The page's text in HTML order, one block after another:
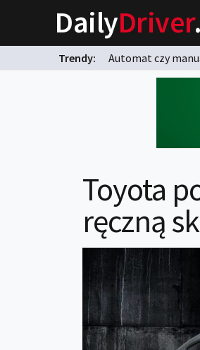
DailyDriver
Trendy: Automat czy
Toyota
ręczną